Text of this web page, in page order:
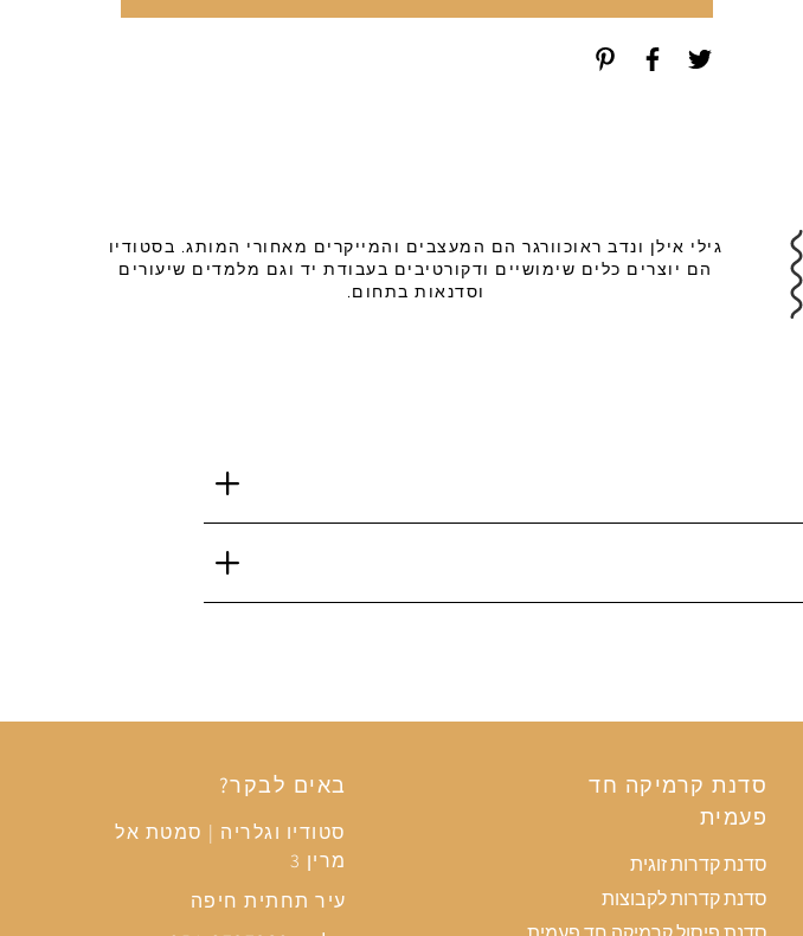
גילי אילן ונדב ראוכוורגר הם המעצבים והמייקרים מאחורי המותג. בסטודיו
הם יוצרים כלים שימושיים ודקורטיבים בעבודת יד וגם מלמדים שיעורים
וסדנאות בתחום.
סדנת קרמיקה חד
פעמית
סדנת קדרות זוגית
סדנת קדרות לקבוצות
באים לבקר?
סטודיו וגלריה | סמטת אל
מרין 3
עיר תחתית חיפה